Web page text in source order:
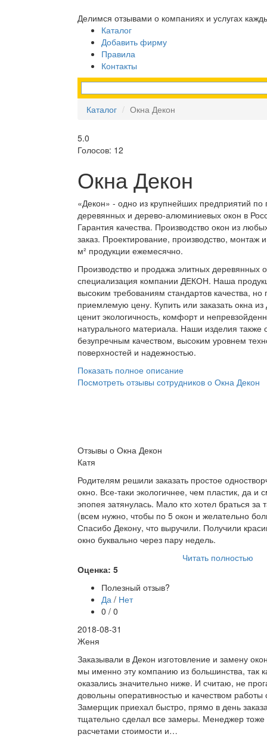
Делимся отзывами о компаниях и услугах
Каталог
Добавить фирму
Правила
Контакты
Каталог Окна Декон
5.0
Голосов: 12
Окна Декон
«Декон» - одно из крупнейших предприятий по
деревянных и дерево-алюминиевых окон в
Гарантия качества. Производство окон из
заказ. Проектирование, производство, монтаж
м² продукции ежемесячно.
Производство и продажа элитных деревянных
специализация компании ДЕКОН. Наша
высоким требованиям стандартов качества,
приемлемую цену. Купить или заказать окна из
ценит экологичность, комфорт и
натурального материала. Наши изделия также
безупречным качеством, высоким уровнем
поверхностей и надежностью.
Показать полное описание
Посмотреть отзывы сотрудников о Окна Декон
Отзывы о Окна Декон
Катя
Родителям решили заказать простое
окно. Все-таки экологичнее, чем пластик, да и
эпопея затянулась. Мало кто хотел браться за
(всем нужно, чтобы по 5 окон и желательно
Спасибо Декону, что выручили. Получили
окно буквально через пару недель.
Читать полностью
Оценка: 5
Полезный отзыв?
Да / Нет
0 / 0
2018-08-31
Женя
Заказывали в Декон изготовление и замену
мы именно эту компанию из большинства, так
оказались значительно ниже. И считаю, не
довольны оперативностью и качеством работы
Замерщик приехал быстро, прямо в день
тщательно сделал все замеры. Менеджер тоже
расчетами стоимости и…